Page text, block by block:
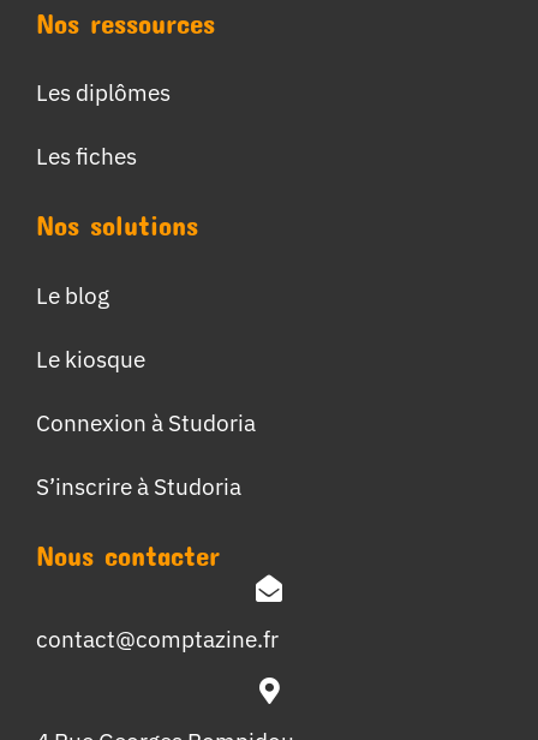
Nos ressources
Les diplômes
Les fiches
Nos solutions
Le blog
Le kiosque
Connexion à Studoria
S’inscrire à Studoria
Nous contacter
contact@comptazine.fr